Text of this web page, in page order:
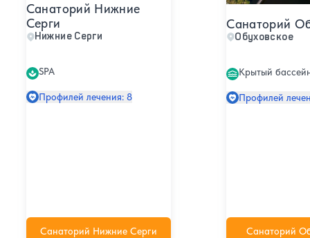
Санаторий Нижние
Серги
Нижние Серги
SPA
Профилей лечения: 8
Санаторий Нижние Серги
Санаторий
Обуховское
Крытый
Профилей
Санаторий